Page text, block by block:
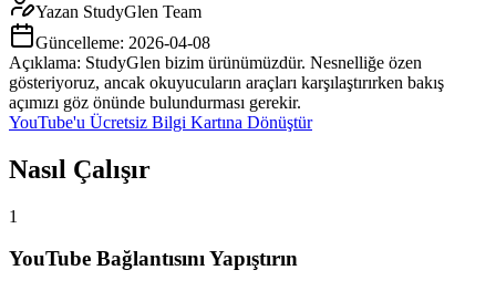
Yazan StudyGlen Team
Güncelleme: 2026-04-08
Açıklama: StudyGlen bizim ürünümüzdür. Nesnelliğe özen
gösteriyoruz, ancak okuyucuların araçları karşılaştırırken bakış
açımızı göz önünde bulundurması gerekir.
YouTube'u Ücretsiz Bilgi Kartına Dönüştür
Nasıl Çalışır
1
YouTube Bağlantısını Yapıştırın